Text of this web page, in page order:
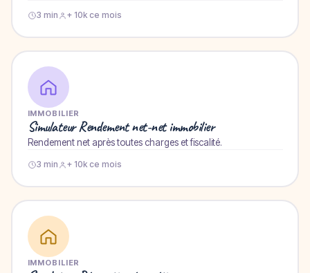
3 min + 10k ce mois
IMMOBILIER
Simulateur Rendement net-net immobilier
Rendement net après toutes charges et fiscalité.
3 min + 10k ce mois
IMMOBILIER